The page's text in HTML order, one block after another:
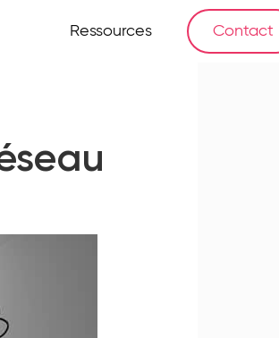
Ressources Contact